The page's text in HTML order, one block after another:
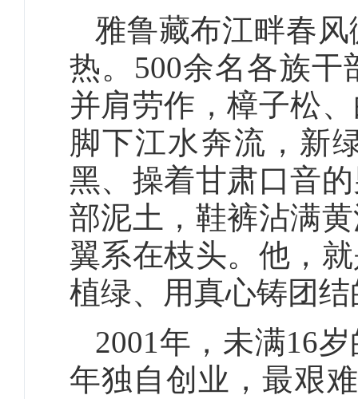
雅鲁藏布江畔春
热。500余名各族
并肩劳作，樟子松
脚下江水奔流，新
黑、操着甘肃口音
部泥土，鞋裤沾满
翼系在枝头。他，
植绿、用真心铸团
2001年，未满16
年独自创业，最艰